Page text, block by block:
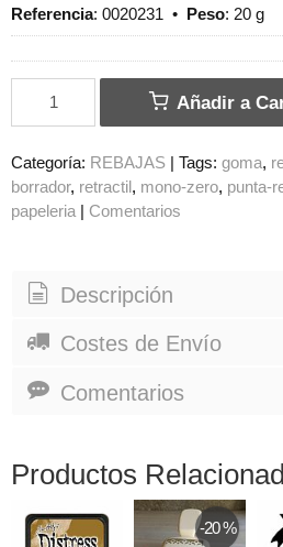
Referencia: 0020231 • Peso: 20 g
Añadir a
Categoría: REBAJAS | Tags: goma
borrador retractil mono-zero punta-
papeleria | Comentarios
Descripción
Costes de Envío
Comentarios
Productos
-20 %